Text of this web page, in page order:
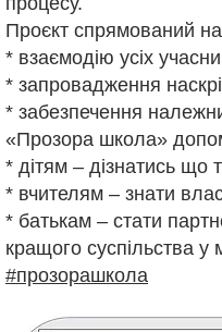
Проєкт спрямований
* взаємодію усіх
* запровадження
* забезпечення
«Прозора школа»
* дітям – дізнатись що
* вчителям – знати
* батькам – стати
кращого суспільства у
#прозорашкола